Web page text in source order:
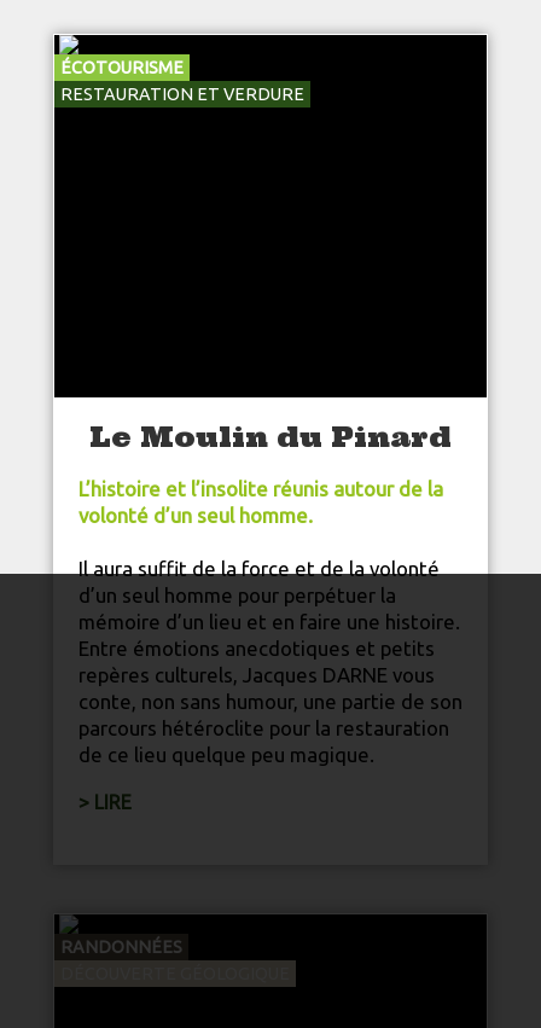
ÉCOTOURISME
RESTAURATION ET VERDURE
Le Moulin du Pinard
L’histoire et l’insolite réunis autour de la
volonté d’un seul homme.
Il aura suffit de la force et de la volonté
d’un seul homme pour perpétuer la
mémoire d’un lieu et en faire une histoire.
Entre émotions anecdotiques et petits
repères culturels, Jacques DARNE vous
conte, non sans humour, une partie de son
parcours hétéroclite pour la restauration
de ce lieu quelque peu magique.
> LIRE
RANDONNÉES